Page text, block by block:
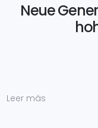
Neue
Leer más